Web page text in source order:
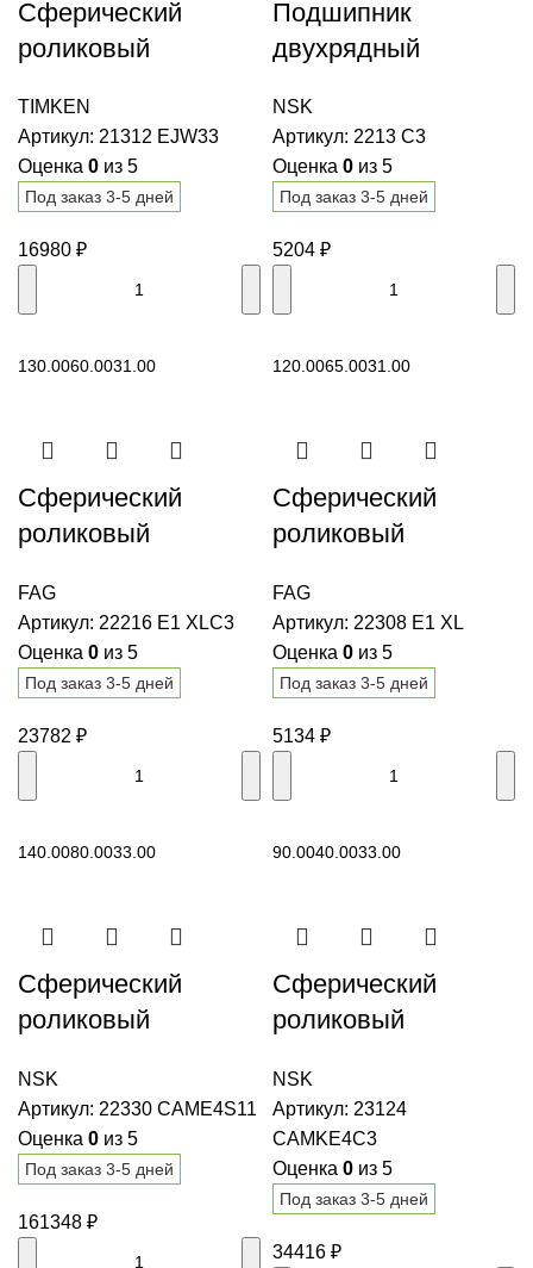
Сферический
роликовый
EJW33 TIMKEN
TIMKEN
Артикул: 21312 EJW33
Оценка 0 из 5
Под заказ 3-5 дней
16980 ₽
130.0060.0031.00
Подшипник
двухрядный
NSK
NSK
Артикул: 2213 C3
Оценка 0 из 5
Под заказ 3-5 дней
5204 ₽
120.0065.0031.00
Сферический
роликовый
E1 XLC3 FAG
FAG
Артикул: 22216 E1 XLC3
Оценка 0 из 5
Под заказ 3-5 дней
23782 ₽
140.0080.0033.00
Сферический
роликовый
E1 XL FAG
FAG
Артикул: 22308 E1 XL
Оценка 0 из 5
Под заказ 3-5 дней
5134 ₽
90.0040.0033.00
Сферический
роликовый
CAME4S11 NSK
NSK
Артикул: 22330 CAME4S11
Оценка 0 из 5
Под заказ 3-5 дней
161348 ₽
Сферический
роликовый
CAMKE4C3 NSK
NSK
Артикул: 23124
CAMKE4C3
Оценка 0 из 5
Под заказ 3-5 дней
34416 ₽